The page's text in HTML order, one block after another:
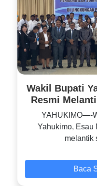
Wakil Bupati
Resmi
YAHUKIMO—-
Yahukimo, Esau
melantik
Baca